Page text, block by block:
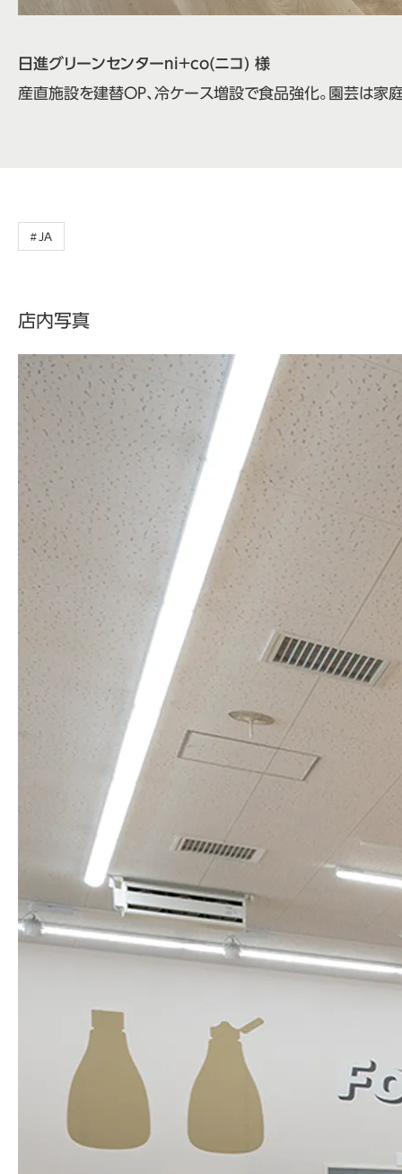
日進グリーンセンターni＋co(ニコ) 様
産直施設を建替OP、冷ケース増設で食品強化。園芸は家
JA
店内写真